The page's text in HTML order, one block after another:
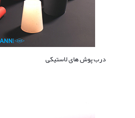
درب پوش های لاستیکی